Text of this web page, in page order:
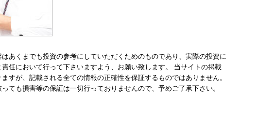
あくまでも投資の参考にしていただくためのものであり、実際の投資に
任において行って下さいますよう、お願い致します。 当サイトの掲載
すが、記載される全ての情報の正確性を保証するものではありません。
ても損害等の保証は一切行っておりませんので、予めご了承下さい。